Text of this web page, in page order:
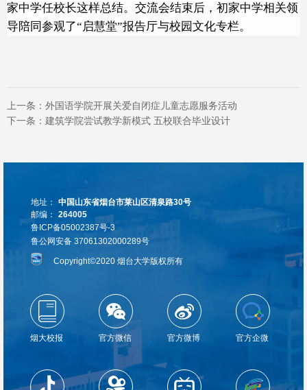
家中学任校长这样总结。交流会结束后，初家中学相关领
导陪同参观了“启慧堂”报告厅与校园文化专栏。
上一条： 外国语学院开展关爱自闭症儿童志愿服务活动
下一条： 建筑学院尝试教学新模式 五校联合毕业设计
地址：
中国山东省烟台市莱山区清泉路30号
邮编：
264005
鲁ICP备05002387号-3
鲁公网安备 37061302000289号
Copyright©2020 烟台大学版权所有
烟大校报 官方微信 官方微博 官方企微